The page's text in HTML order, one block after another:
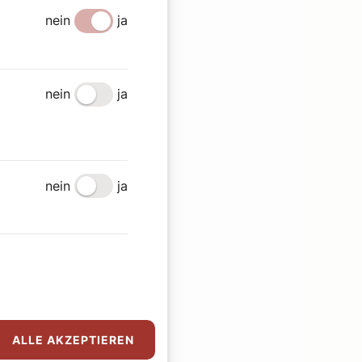
nein
ja
nein ja
nein
ja
ALLE AKZEPTIEREN